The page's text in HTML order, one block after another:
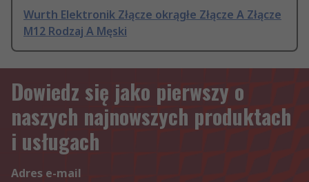
Wurth Elektronik Złącze okrągłe Złącze A Złącze
M12 Rodzaj A Męski
Dowiedz się jako pierwszy o
naszych najnowszych produktach
i usługach
Adres e-mail